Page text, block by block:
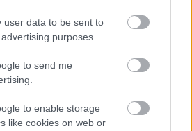
user data to be sent to
purposes.
to send me
to enable storage
like cookies on web or
Αρθρίτιδας
πώς αντιμετωπίζεται